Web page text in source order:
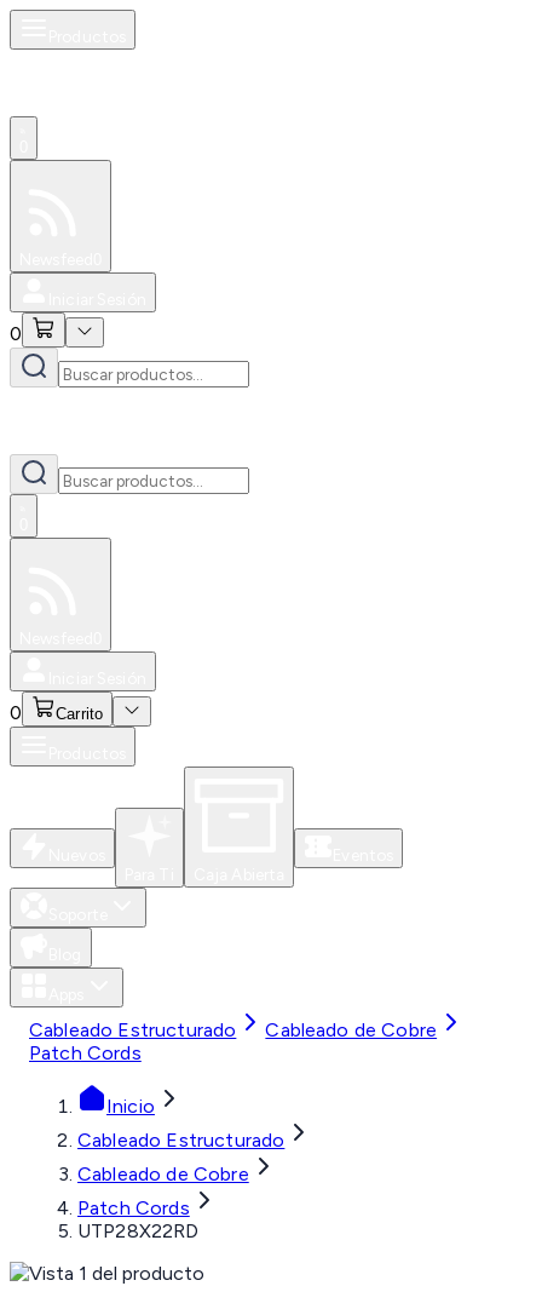
0
0 Carrito
Cableado Estructurado
Cableado de Cobre
Patch Cords
Inicio
Cableado Estructurado
Cableado de Cobre
Patch Cords
UTP28X22RD